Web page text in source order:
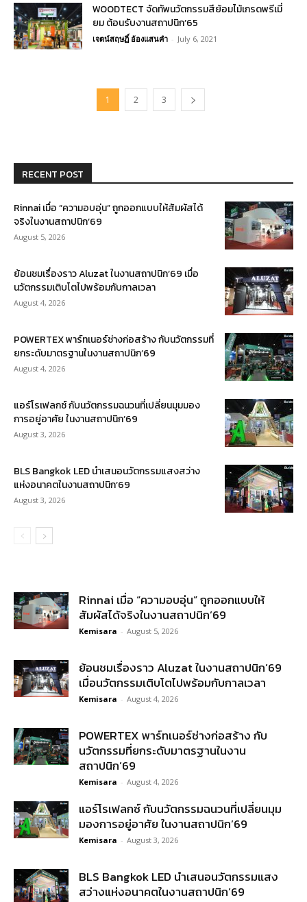
WOODTECT จัดทัพนวัตกรรมสีย้อมไม้เกรดพรีเมี่
ยม ต้อนรับงานสถาปนิก’65
เจตน์สฤษฏิ์ อ้องแสนคำ - July 6, 2021
1 2 3
RECENT POST
Rinnai เมื่อ “ความอบอุ่น” ถูกออกแบบให้สัมผัสได้
จริงในงานสถาปนิก’69
August 5, 2026
ย้อนชมเรื่องราว Aluzat ในงานสถาปนิก’69 เมื่อ
นวัตกรรมเติบโตไปพร้อมกับกาลเวลา
August 4, 2026
POWERTEX พาร์ทเนอร์ช่างก่อสร้าง กับนวัตกรรมที่
ยกระดับมาตรฐานในงานสถาปนิก’69
August 4, 2026
แอร์โรเฟลกซ์ กับนวัตกรรมฉนวนที่เปลี่ยนมุมมอง
การอยู่อาศัย ในงานสถาปนิก’69
August 3, 2026
BLS Bangkok LED นำเสนอนวัตกรรมแสงสว่าง
แห่งอนาคตในงานสถาปนิก’69
August 3, 2026
Rinnai เมื่อ “ความอบอุ่น” ถูกออกแบบให้
สัมผัสได้จริงในงานสถาปนิก’69
Kemisara - August 5, 2026
ย้อนชมเรื่องราว Aluzat ในงานสถาปนิก’69
เมื่อนวัตกรรมเติบโตไปพร้อมกับกาลเวลา
Kemisara - August 4, 2026
POWERTEX พาร์ทเนอร์ช่างก่อสร้าง กับ
นวัตกรรมที่ยกระดับมาตรฐานในงาน
สถาปนิก’69
Kemisara - August 4, 2026
แอร์โรเฟลกซ์ กับนวัตกรรมฉนวนที่เปลี่ยนมุม
มองการอยู่อาศัย ในงานสถาปนิก’69
Kemisara - August 3, 2026
BLS Bangkok LED นำเสนอนวัตกรรมแสง
สว่างแห่งอนาคตในงานสถาปนิก’69